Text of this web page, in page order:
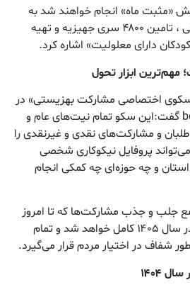
«مثبت ماه» انجام خواهند شد به
«تکمیل ۴۵۰ واحد مسکونی ، تامین ۴۸۰۰ سری جهیزیه و تهیه
ابزار تحول
«سکوی اختصاصی مشارکت بهزیستی» در
نشانی مشارکت behzisti.ir گفت:این سکو تمام نیت‌های عام و
و مشارکت‌های نقدی و غیرنقدی را
پروفایل نیکوکاری شخصی
و چه حوزه‌ای چه کمکی انجام
جلب و جذب مشارکت‌ها که تا امروز
در پنج استان اجرا شده، در سال ۱۴۰۵ کامل خواهد شد و تمام
شفاف در اختیار مردم قرار می‌گیرد.